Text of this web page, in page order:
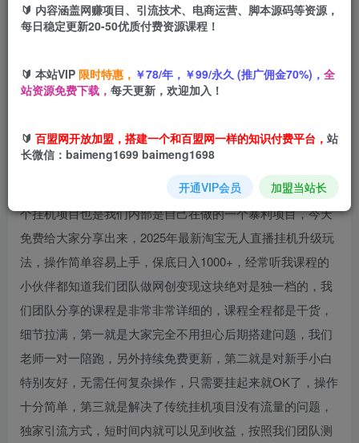
立即购买
淘宝平台也是刚放开了无人直播，红利和风口期，一部电脑
实现财富自由，挂起来就完事，真正意义上的睡后收入，这
个挂机项目也是我们内部是自己在做的一个暴利项目，今天
免费给大家分享出来，2025年最新淘宝无人直播挂机升级玩
法，操作简单容易上手，保底日入1000+，经常听我课程的
小伙伴都知道我们团队做网创变现这块绝对是独一档的，我
们团队分享的课程是非常非常详细的，课程全程都是干货，
细节拉满，第一就是大家完全不用担心后期搭建问题，我们
老师一对一陪跑，另外持续免费更新，第二就是对新手小白
特别友好，无需任何复杂操作，只需要挂起来就OK了，操作
十分简单，第三就是解决了传统挂机项目没有流量的问题，
独家引流方式，短时间内就可以见到收益，按照我们团队测
🔰 内容涵盖网赚项目、引流技术、电商运营、脚本源码等资源，
每日稳定更新20-50优质付费资源课程！
🔰 本站VIP 限时特惠， ￥78/年，￥99/永久 (推广佣金70%)， 全
站资源免费下载， 每天更新，欢迎加入！
🔰 百盟网开放加盟，搭建一个和百盟网一样的知识付费平台， 站
长微信：baimeng1699 baimeng1698
开通VIP会员 加盟当站长